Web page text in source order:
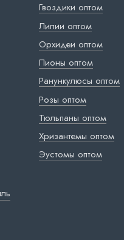
Гвоздики оптом
Лилии оптом
Орхидеи оптом
Пионы оптом
Ранункулюсы оптом
Розы оптом
Тюльпаны оптом
Хризантемы оптом
Эустомы оптом